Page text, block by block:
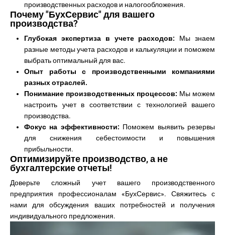
производственных расходов и налогообложения.
Почему "БухСервис" для вашего
производства?
Глубокая экспертиза в учете расходов: Мы знаем
разные методы учета расходов и калькуляции и поможем
выбрать оптимальный для вас.
Опыт работы с производственными компаниями
разных отраслей.
Понимание производственных процессов: Мы можем
настроить учет в соответствии с технологией вашего
производства.
Фокус на эффективности: Поможем выявить резервы
для снижения себестоимости и повышения
прибыльности.
Оптимизируйте производство, а не
бухгалтерские отчеты!
Доверьте сложный учет вашего производственного
предприятия профессионалам «БухСервис». Свяжитесь с
нами для обсуждения ваших потребностей и получения
индивидуального предложения.